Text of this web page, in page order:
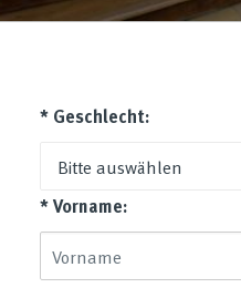
* Geschlecht:
* Vorname: